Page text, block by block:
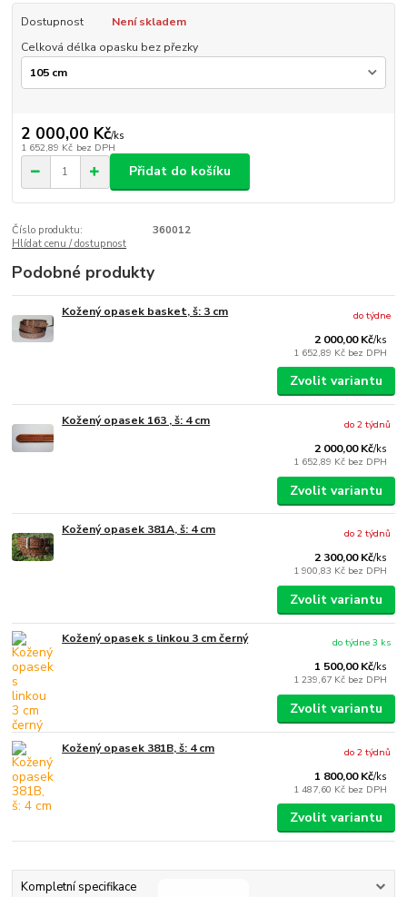
Dostupnost
Není skladem
Celková délka opasku bez přezky
2 000,00 Kč/ks
1 652,89 Kč bez DPH
Přidat do košíku
Číslo produktu:
360012
Hlídat cenu / dostupnost
Podobné produkty
Kožený opasek basket, š: 3 cm
2 000,00 Kč/ks
1 652,89 Kč bez DPH
do týdne
Zvolit variantu
Kožený opasek 163 , š: 4 cm
2 000,00 Kč/ks
1 652,89 Kč bez DPH
do 2 týdnů
Zvolit variantu
Kožený opasek 381A, š: 4 cm
2 300,00 Kč/ks
1 900,83 Kč bez DPH
do 2 týdnů
Zvolit variantu
Kožený opasek s linkou 3 cm černý
1 500,00 Kč/ks
1 239,67 Kč bez DPH
do týdne 3 ks
Zvolit variantu
Kožený opasek 381B, š: 4 cm
1 800,00 Kč/ks
1 487,60 Kč bez DPH
do 2 týdnů
Zvolit variantu
Kompletní specifikace